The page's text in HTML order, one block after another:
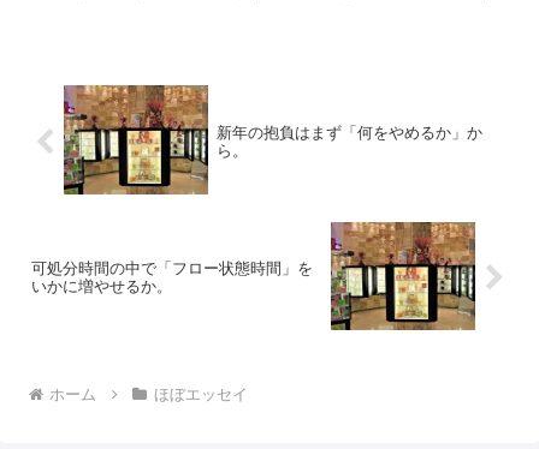
新年の抱負はまず「何をやめるか」か
ら。
可処分時間の中で「フロー状態時間」を
いかに増やせるか。
ホーム ほぼエッセイ